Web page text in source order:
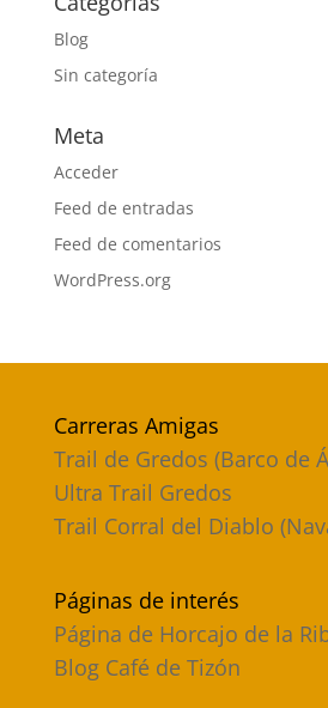
Blog
Sin categoría
Meta
Acceder
Feed de entradas
Feed de comentarios
WordPress.org
Carreras Amigas
Trail de Gredos (Barco de
Ultra Trail Gredos
Trail Corral del Diablo
Páginas de interés
Página de Horcajo de la
Blog Café de Tizón